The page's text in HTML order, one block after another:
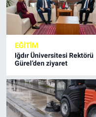
EĞİTİM
Iğdır Üniversitesi Rektörü
Gürel’den ziyaret